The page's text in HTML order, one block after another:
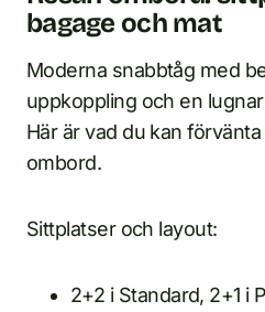
bagage och mat
Moderna snabbtåg med
uppkoppling och en
Här är vad du kan
ombord.
Sittplatser och layout:
2+2 i Standard, 2+1 i